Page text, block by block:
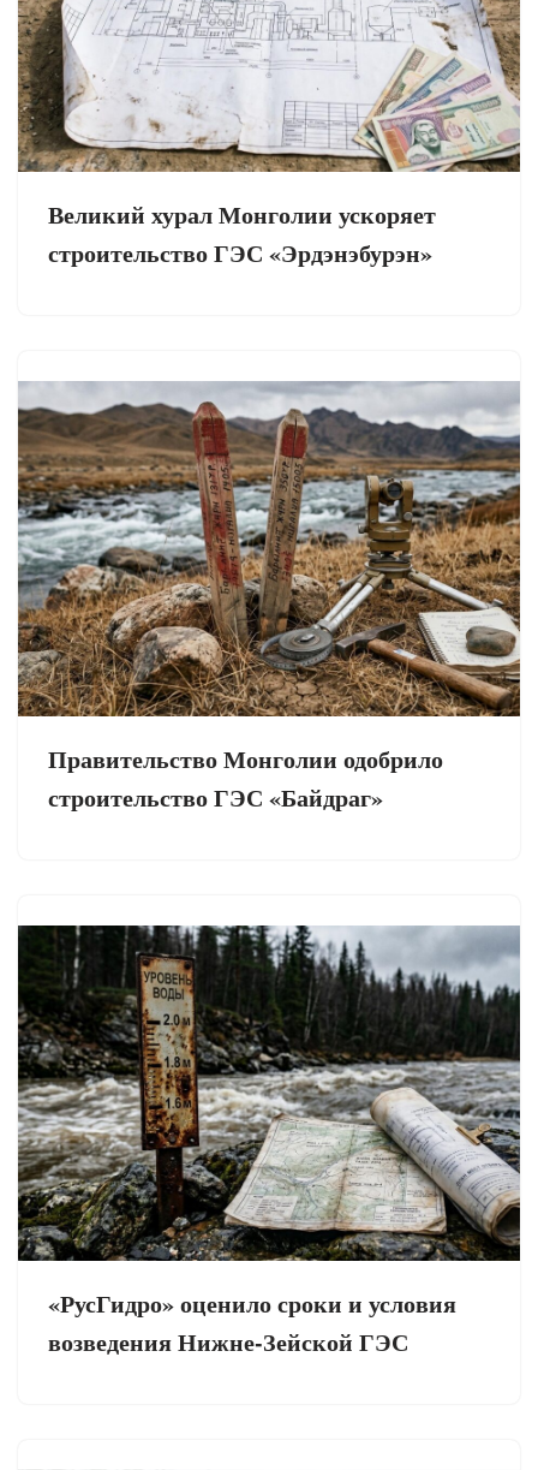
Великий хурал Монголии ускоряет
строительство ГЭС «Эрдэнэбурэн»
Правительство Монголии одобрило
строительство ГЭС «Байдраг»
«РусГидро» оценило сроки и условия
возведения Нижне-Зейской ГЭС